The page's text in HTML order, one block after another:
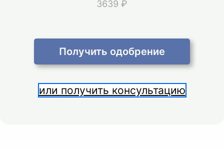
3639 ₽
Получить одобрение
или получить консультацию